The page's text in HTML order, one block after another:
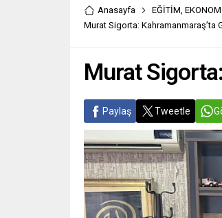
Anasayfa EĞİTİM,
Murat Sigorta: Kahramanmaraş’ta
Murat
Paylaş Tweetle